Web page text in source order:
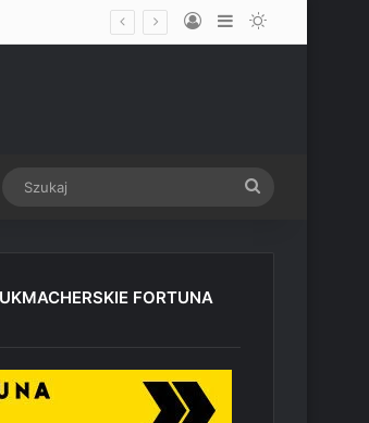
UFC Vegas Log InSidebarSwitch skin
skin
FORTUNA